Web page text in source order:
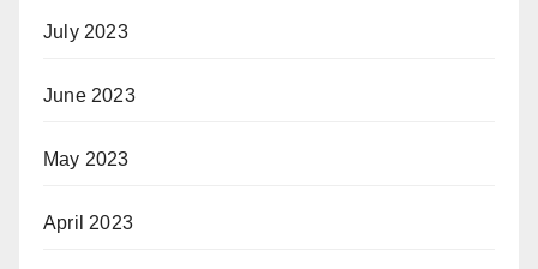
July 2023
June 2023
May 2023
April 2023